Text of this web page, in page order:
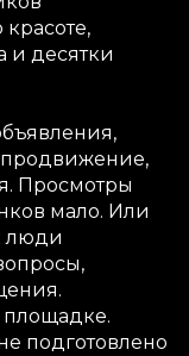
и десятки
продвижение,
Просмотры
мало. Или
люди
подготовлено